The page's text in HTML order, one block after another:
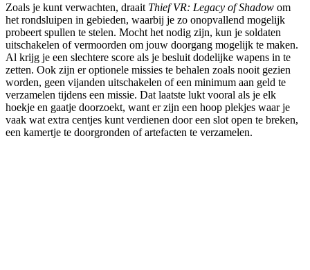
Zoals je kunt verwachten, draait Thief VR: Legacy of Shadow om
het rondsluipen in gebieden, waarbij je zo onopvallend mogelijk
probeert spullen te stelen. Mocht het nodig zijn, kun je soldaten
uitschakelen of vermoorden om jouw doorgang mogelijk te maken.
Al krijg je een slechtere score als je besluit dodelijke wapens in te
zetten. Ook zijn er optionele missies te behalen zoals nooit gezien
worden, geen vijanden uitschakelen of een minimum aan geld te
verzamelen tijdens een missie. Dat laatste lukt vooral als je elk
hoekje en gaatje doorzoekt, want er zijn een hoop plekjes waar je
vaak wat extra centjes kunt verdienen door een slot open te breken,
een kamertje te doorgronden of artefacten te verzamelen.